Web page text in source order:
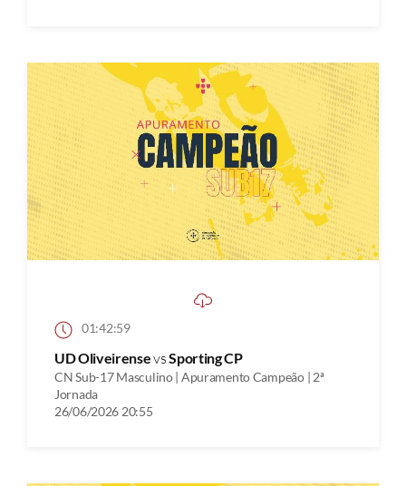
01:42:59
UD OliveirensevsSporting CP
CN Sub-17 Masculino | Apuramento Campeão | 2ª
Jornada
26/06/2026 20:55